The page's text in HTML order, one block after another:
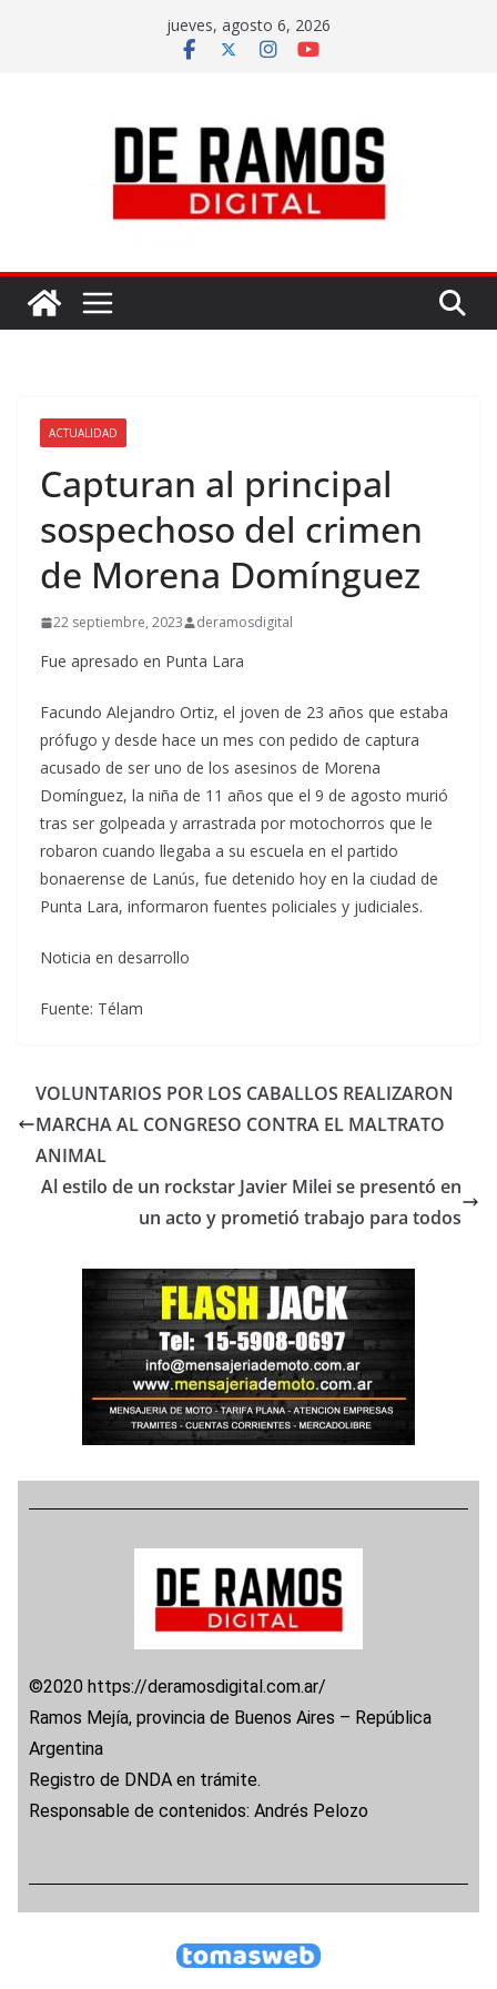
jueves, agosto 6, 2026
ACTUALIDAD
Capturan al principal
sospechoso del crimen
de Morena Domínguez
22 septiembre, 2023 deramosdigital
Fue apresado en Punta Lara
Facundo Alejandro Ortiz, el joven de 23 años que estaba
prófugo y desde hace un mes con pedido de captura
acusado de ser uno de los asesinos de Morena
Domínguez, la niña de 11 años que el 9 de agosto murió
tras ser golpeada y arrastrada por motochorros que le
robaron cuando llegaba a su escuela en el partido
bonaerense de Lanús, fue detenido hoy en la ciudad de
Punta Lara, informaron fuentes policiales y judiciales.
Noticia en desarrollo
Fuente: Télam
VOLUNTARIOS POR LOS CABALLOS REALIZARON
MARCHA AL CONGRESO CONTRA EL MALTRATO
ANIMAL
Al estilo de un rockstar Javier Milei se presentó en
un acto y prometió trabajo para todos
©2020 https://deramosdigital.com.ar/
Ramos Mejía, provincia de Buenos Aires – República
Argentina
Registro de DNDA en trámite.
Responsable de contenidos: Andrés Pelozo